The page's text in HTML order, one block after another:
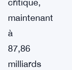
critique,
maintenant
à
87,86
milliards